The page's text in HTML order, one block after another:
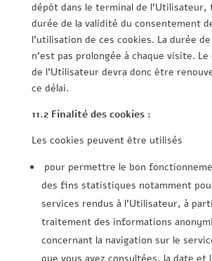
dépôt dans le terminal de l’Utilisateur,
durée de la validité du consentement
l’utilisation de ces cookies. La durée
n’est pas prolongée à chaque visite.
de l’Utilisateur devra donc être
ce délai.
11.2 Finalité des cookies :
Les cookies peuvent être utilisés
pour permettre le bon
des fins statistiques notamment
services rendus à l’Utilisateur, à
traitement des informations
concernant la navigation sur le